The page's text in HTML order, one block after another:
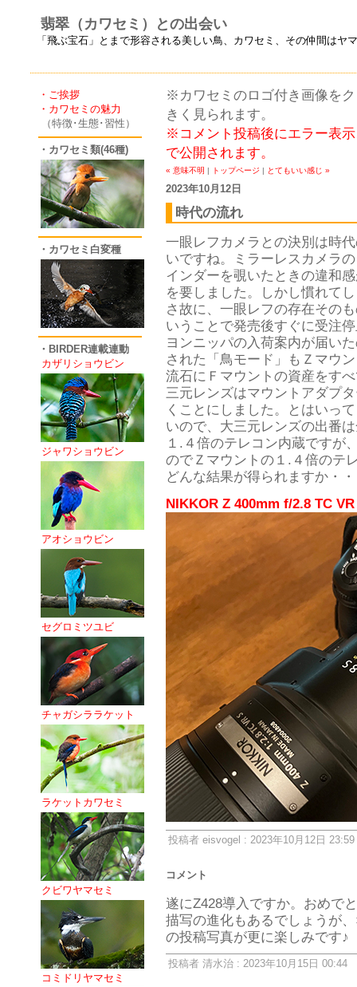
翡翠（カワセミ）との出会い
「飛ぶ宝石」とまで形容される美しい鳥、カワセミ、その仲間は
・ご挨拶
・カワセミの魅力
（特徴･生態･習性）
・カワセミ類(46種)
・カワセミ白変種
・BIRDER連載連動
カザリショウビン
ジャワショウビン
アオショウビン
セグロミツユビ
チャガシララケット
ラケットカワセミ
クビワヤマセミ
コミドリヤマセミ
※カワセミのロゴ付き画像を
きく見られます。
※コメント投稿後にエラー表
で公開されます。
« 意味不明 | トップページ | とてもいい感じ »
2023年10月12日
時代の流れ
一眼レフカメラとの決別は時
いですね。ミラーレスカメラ
インダーを覗いたときの違和
を要しました。しかし慣れて
さ故に、一眼レフの存在その
いうことで発売後すぐに受注
ヨンニッパの入荷案内が届い
された「鳥モード」もＺマウ
流石にＦマウントの資産をす
三元レンズはマウントアダプ
くことにしました。とはいっ
いので、大三元レンズの出番
１.４倍のテレコン内蔵ですが
のでＺマウントの１.４倍のテ
どんな結果が得られますか・
NIKKOR Z 400mm f/2.8 TC VR
投稿者 eisvogel : 2023年10月12日 23:59
コメント
遂にZ428導入ですか。おめで
描写の進化もあるでしょうが
の投稿写真が更に楽しみです♪
投稿者 清水治 : 2023年10月15日 00:44